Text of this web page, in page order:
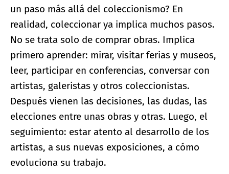
un paso más allá del coleccionismo? En
realidad, coleccionar ya implica muchos pasos.
No se trata solo de comprar obras. Implica
primero aprender: mirar, visitar ferias y museos,
leer, participar en conferencias, conversar con
artistas, galeristas y otros coleccionistas.
Después vienen las decisiones, las dudas, las
elecciones entre unas obras y otras. Luego, el
seguimiento: estar atento al desarrollo de los
artistas, a sus nuevas exposiciones, a cómo
evoluciona su trabajo.